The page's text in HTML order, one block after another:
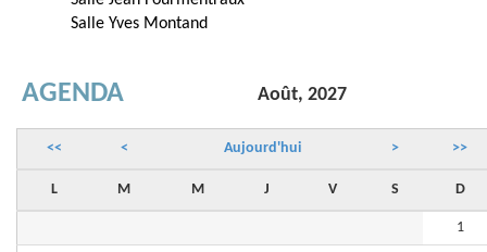
Salle Yves Montand
AGENDA Août, 2027
<< < Aujourd'hui > >>
L M M J V S D
1